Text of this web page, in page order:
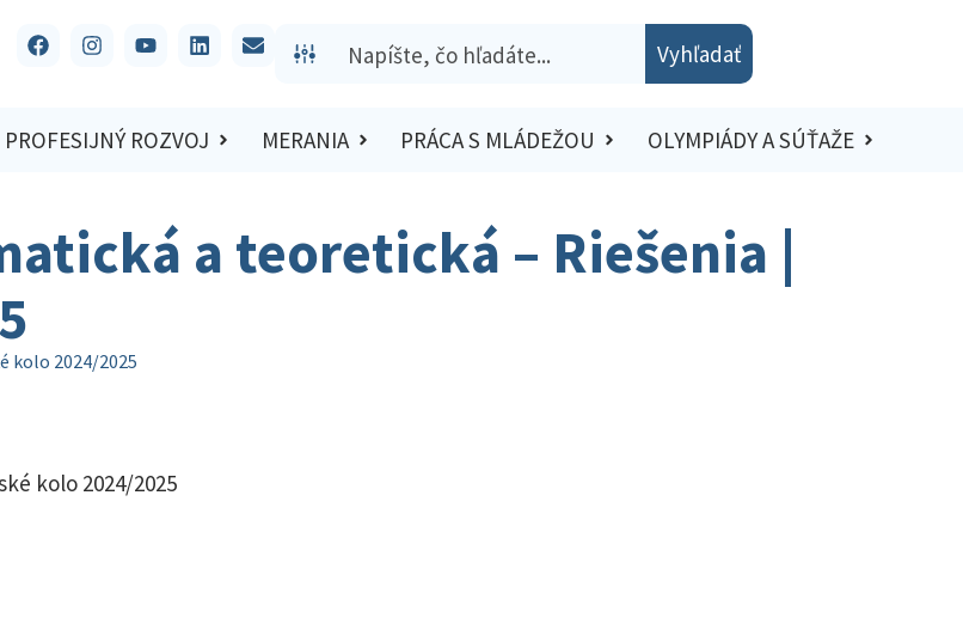
Vyhľadať
PROFESIJNÝ ROZVOJ MERANIA PRÁCA S MLÁDEŽOU OLYMPIÁDY A SÚŤAŽE
a teoretická – Riešenia |
kolo 2024/2025
kolo 2024/2025